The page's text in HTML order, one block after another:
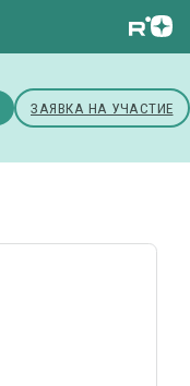
ЗАЯВКА НА УЧАСТИЕ